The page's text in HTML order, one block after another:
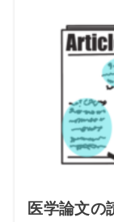
医学論文の